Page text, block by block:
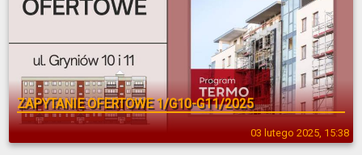
03 lutego 2025, 15:38
ZAPYTANIE OFERTOWE 1/G10-G11/2025